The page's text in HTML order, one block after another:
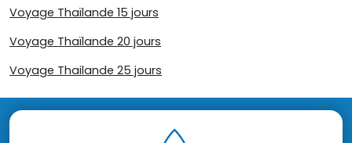
Voyage Thaïlande 15 jours
Voyage Thaïlande 20 jours
Voyage Thailande 25 jours